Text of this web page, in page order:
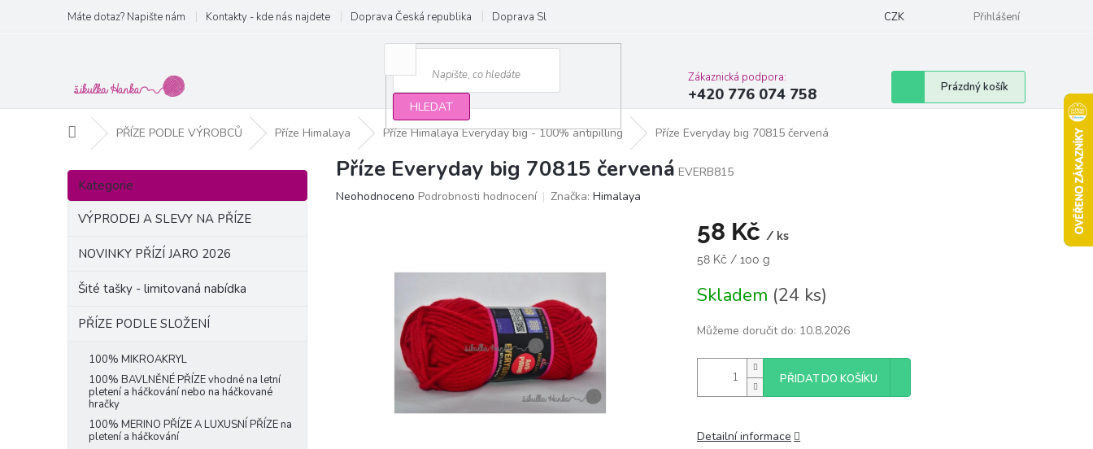
obsah
Máte dotaz? Napište nám Kontakty - kde nás najdete Doprava Česká republika Doprava Slovensko a EU Podmínky ochrany osobních údajů Moje objednávka
CZK Přihlášení
HLEDAT
Zákaznická podpora:
+420 776 074 758
Nákupní
košík
Prázdný košík
Domů PŘÍZE PODLE VÝROBCŮ Příze Himalaya Příze Himalaya Everyday big - 100% antipilling Příze Everyday big 70815 červená
P
s
Přeskočit
kategorie
Kategorie
VÝPRODEJ A SLEVY NA PŘÍZE
NOVINKY PŘÍZÍ JARO 2026
Šité tašky - limitovaná nabídka
PŘÍZE PODLE SLOŽENÍ
100% MIKROAKRYL
100% BAVLNĚNÉ PŘÍZE vhodné na letní
pletení a háčkování nebo na háčkované
hračky
100% MERINO PŘÍZE A LUXUSNÍ PŘÍZE na
pletení a háčkování
Příze Everyday big 70815 červená EVERB815
Průměrné
Neohodnoceno Podrobnosti hodnocení Značka: Himalaya
58 Kč / ks
Měrná
58 Kč / 100 g
Skladem (24 ks)
Můžeme doručit do: 10.8.2026
PŘIDAT DO KOŠÍKU
Detailní informace